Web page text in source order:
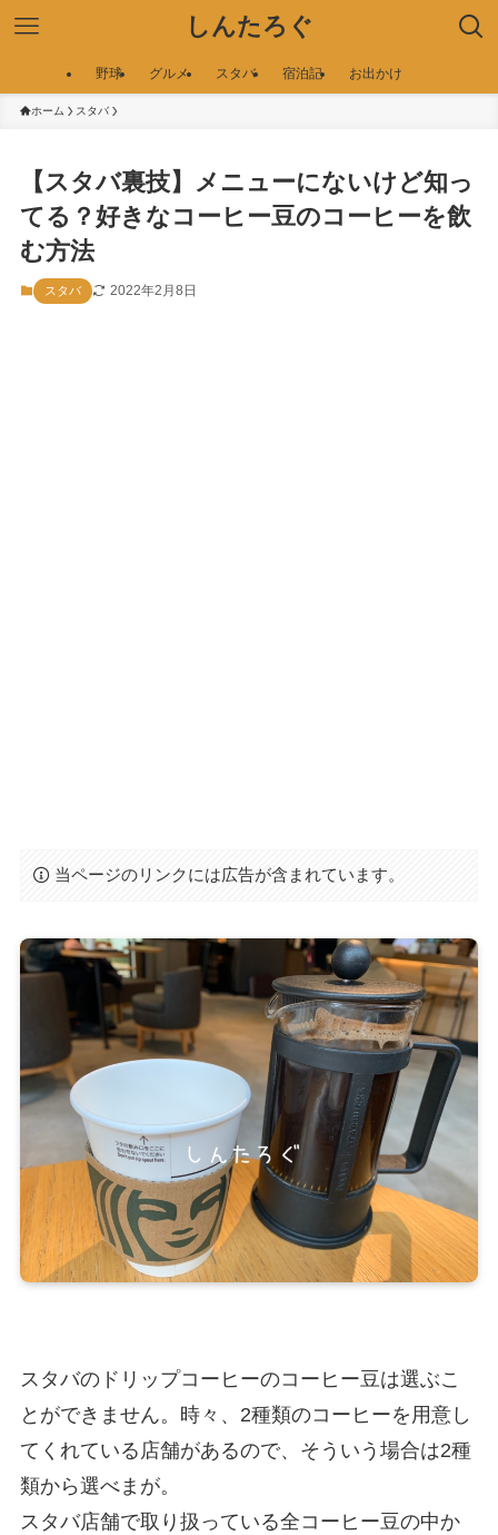
しんたろぐ
野球 グルメ スタバ 宿泊記 お出かけ
ホーム スタバ
【スタバ裏技】メニューにないけど知っ
てる？好きなコーヒー豆のコーヒーを飲
む方法
スタバ 2022年2月8日
当ページのリンクには広告が含まれています。
スタバのドリップコーヒーのコーヒー豆は選ぶこ
とができません。時々、2種類のコーヒーを用意し
てくれている店舗があるので、そういう場合は2種
類から選べまが。
スタバ店舗で取り扱っている全コーヒー豆の中か